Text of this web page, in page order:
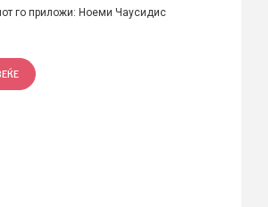
го приложи: Ноеми Чаусидис